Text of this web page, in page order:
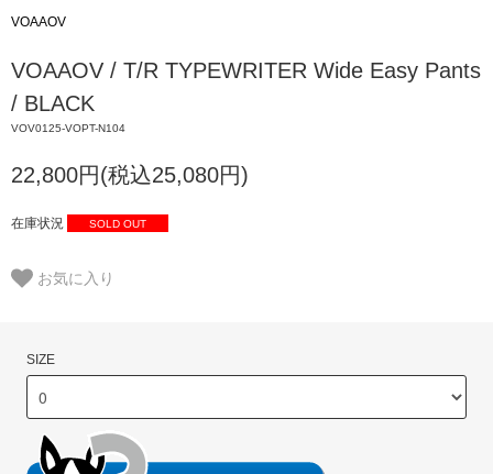
VOAAOV
VOAAOV / T/R TYPEWRITER Wide Easy Pants
/ BLACK
VOV0125-VOPT-N104
22,800円(税込25,080円)
在庫状況 SOLD OUT
お気に入り
SIZE